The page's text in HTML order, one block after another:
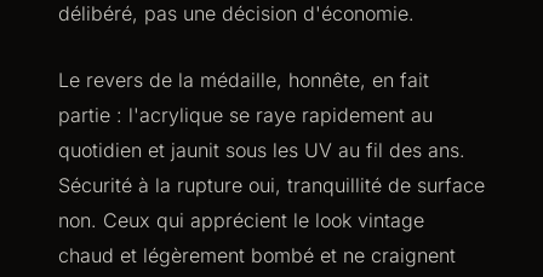
délibéré, pas une décision d'économie.
Le revers de la médaille, honnête, en fait
partie : l'acrylique se raye rapidement au
quotidien et jaunit sous les UV au fil des ans.
Sécurité à la rupture oui, tranquillité de surface
non. Ceux qui apprécient le look vintage
chaud et légèrement bombé et ne craignent